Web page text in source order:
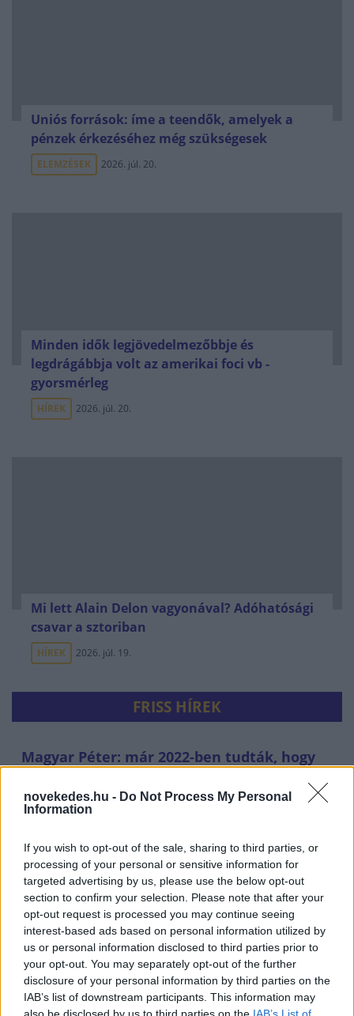
novekedes.hu - Do Not Process My Personal
Information
If you wish to opt-out of the sale, sharing to third parties, or
processing of your personal or sensitive information for
targeted advertising by us, please use the below opt-out
section to confirm your selection. Please note that after your
opt-out request is processed you may continue seeing
interest-based ads based on personal information utilized by
us or personal information disclosed to third parties prior to
your opt-out. You may separately opt-out of the further
disclosure of your personal information by third parties on the
IAB’s list of downstream participants. This information may
Uniós források: íme a teendők, amelyek a
pénzek érkezéséhez még szükségesek
ELEMZÉSEK 2026. júl. 20.
Minden idők legjövedelmezőbbje és
legdrágábbja volt az amerikai foci vb -
gyorsmérleg
HÍREK 2026. júl. 20.
Mi lett Alain Delon vagyonával? Adóhatósági
csavar a sztoriban
HÍREK 2026. júl. 19.
FRISS HÍREK
Magyar Péter: már 2022-ben tudták, hogy
HÍREK 2 órája
Csak egy válsággal lehet megfosztani a dollárt